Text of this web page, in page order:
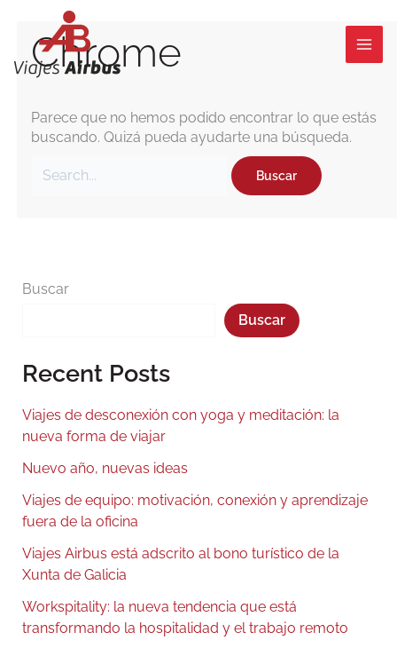
contenidoChrome
Parece que no hemos podido encontrar lo que estás
buscando. Quizá pueda ayudarte una búsqueda.
Buscar
Buscar
Buscar
Recent Posts
Viajes de desconexión con yoga y meditación: la
nueva forma de viajar
Nuevo año, nuevas ideas
Viajes de equipo: motivación, conexión y aprendizaje
fuera de la oficina
Viajes Airbus está adscrito al bono turístico de la
Xunta de Galicia
Workspitality: la nueva tendencia que está
transformando la hospitalidad y el trabajo remoto